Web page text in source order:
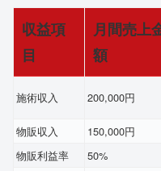
収益項
目
月間売上
額
施術収入 200,000円
物販収入
150,000円
物販利益率
50%